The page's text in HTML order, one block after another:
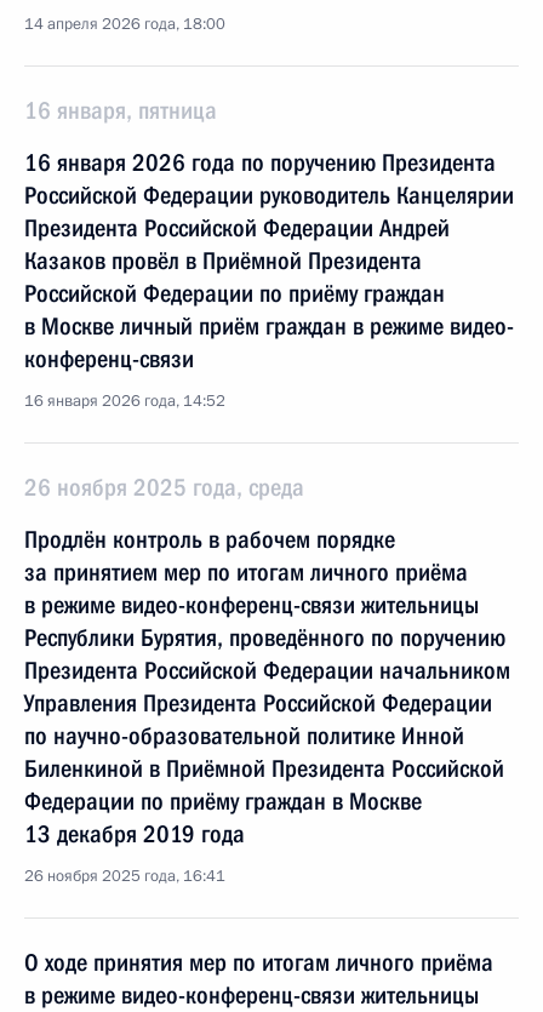
14 апреля 2026 года, 18:00
16 января, пятница
16 января 2026 года по поручению Президента
Российской Федерации руководитель Канцелярии
Президента Российской Федерации Андрей
Казаков провёл в Приёмной Президента
Российской Федерации по приёму граждан
в Москве личный приём граждан в режиме видео-
конференц-связи
16 января 2026 года, 14:52
26 ноября 2025 года, среда
Продлён контроль в рабочем порядке
за принятием мер по итогам личного приёма
в режиме видео-конференц-связи жительницы
Республики Бурятия, проведённого по поручению
Президента Российской Федерации начальником
Управления Президента Российской Федерации
по научно-образовательной политике Инной
Биленкиной в Приёмной Президента Российской
Федерации по приёму граждан в Москве
13 декабря 2019 года
26 ноября 2025 года, 16:41
О ходе принятия мер по итогам личного приёма
в режиме видео-конференц-связи жительницы